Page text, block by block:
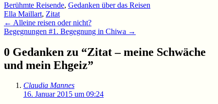
Berühmte Reisende, Gedanken über das Reisen
Ella Maillart, Zitat
Beitragsnavigation
← Alleine reisen oder nicht?
Begegnungen #1. Begegnung in Chiwa →
0 Gedanken zu “Zitat – meine Schwäche
und mein Ehgeiz”
Claudia Mannes
16. Januar 2015 um 09:24